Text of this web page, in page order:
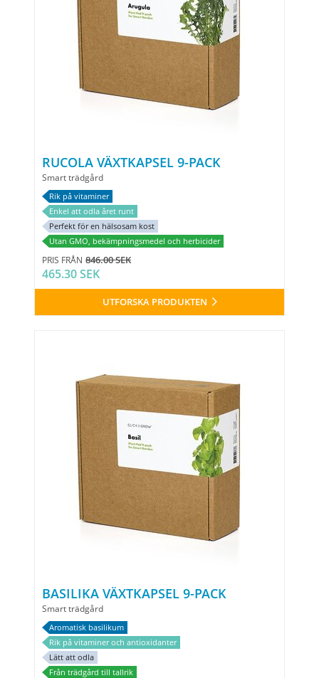
RUCOLA VÄXTKAPSEL 9-PACK
Smart trädgård
Rik på vitaminer
Enkel att odla året runt
Perfekt för en hälsosam kost
Utan GMO, bekämpningsmedel och herbicider
PRIS FRÅN 846.00 SEK
465.30 SEK
UTFORSKA PRODUKTEN
BASILIKA VÄXTKAPSEL 9-PACK
Smart trädgård
Aromatisk basilikum
Rik på vitaminer och antioxidanter
Lätt att odla
Från trädgård till tallrik